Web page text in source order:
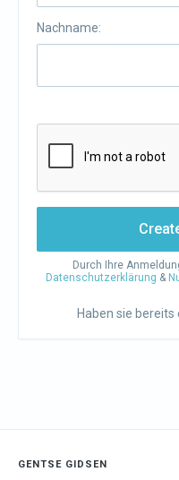
Nachname:
Durch Ihre
Datenschutzerklärung &
Haben sie
GENTSE GIDSEN